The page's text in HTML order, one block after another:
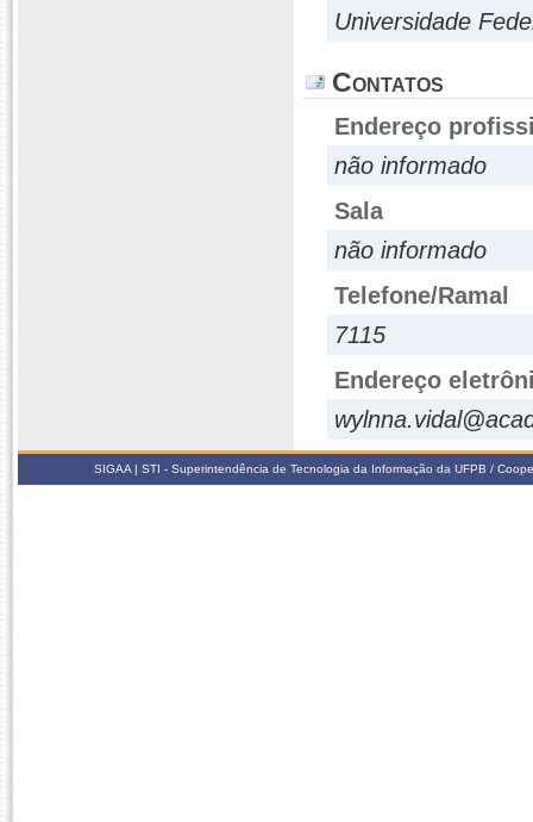
Universidade
Contatos
Endereço
não informado
Sala
não informado
Telefone/Ramal
7115
Endereço
SIGAA | STI - Superintendência de Tecnologia da Informação da UFPB /